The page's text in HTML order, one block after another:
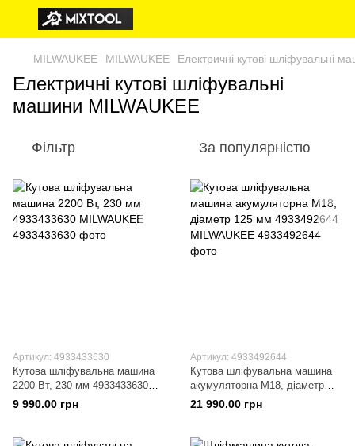
MILWAUKEE MILWAUKEE Електричні кутові шліфувальні
Електричні кутові шліфувальні
машини MILWAUKEE
Фільтр За популярністю
Артикул: 4933433630
Кутова шліфувальна машина
2200 Вт, 230 мм 4933433630
MILWAUKEE
9 990.00 грн
Артикул: 4933492644
Кутова шліфувальна машина
акумуляторна M18, діаметр
125 мм 4933492644
MILWAUKEE
21 990.00 грн